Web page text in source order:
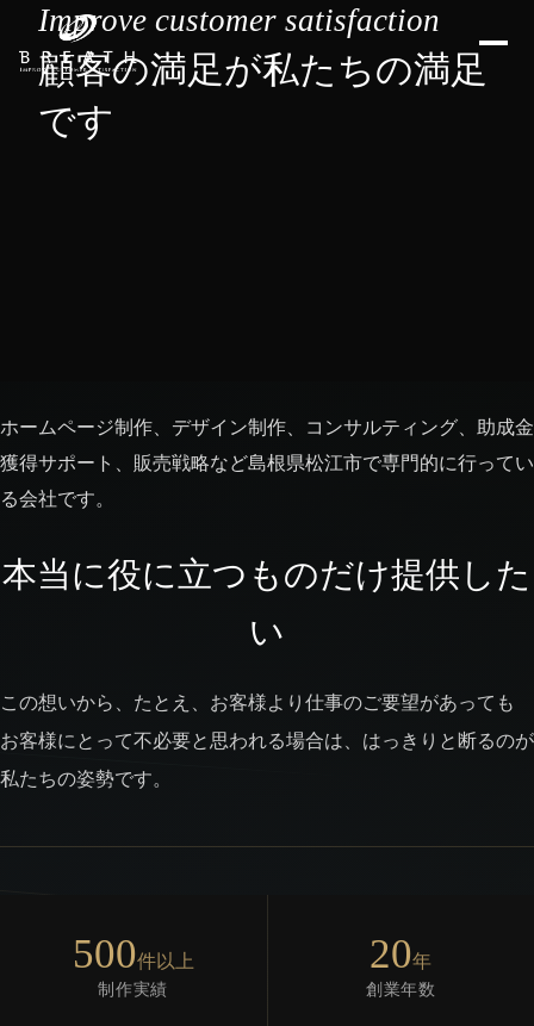
Improve customer satisfaction
顧客の満足が私たちの満足
です
ホームページ制作、デザイン制作、コンサルティング、助成金
獲得サポート、販売戦略など島根県松江市で専門的に行ってい
る会社です。
本当に役に立つものだけ提供した
い
この想いから、たとえ、お客様より仕事のご要望があっても
お客様にとって不必要と思われる場合は、はっきりと断るのが
私たちの姿勢です。
500件以上
制作実績
20年
創業年数